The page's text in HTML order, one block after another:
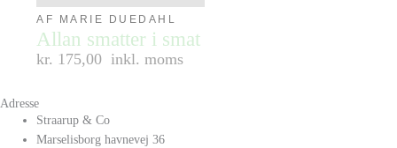
AF MARIE DUEDAHL
Allan smatter i smat
kr. 175,00 inkl. moms
Adresse
Straarup & Co
Marselisborg havnevej 36